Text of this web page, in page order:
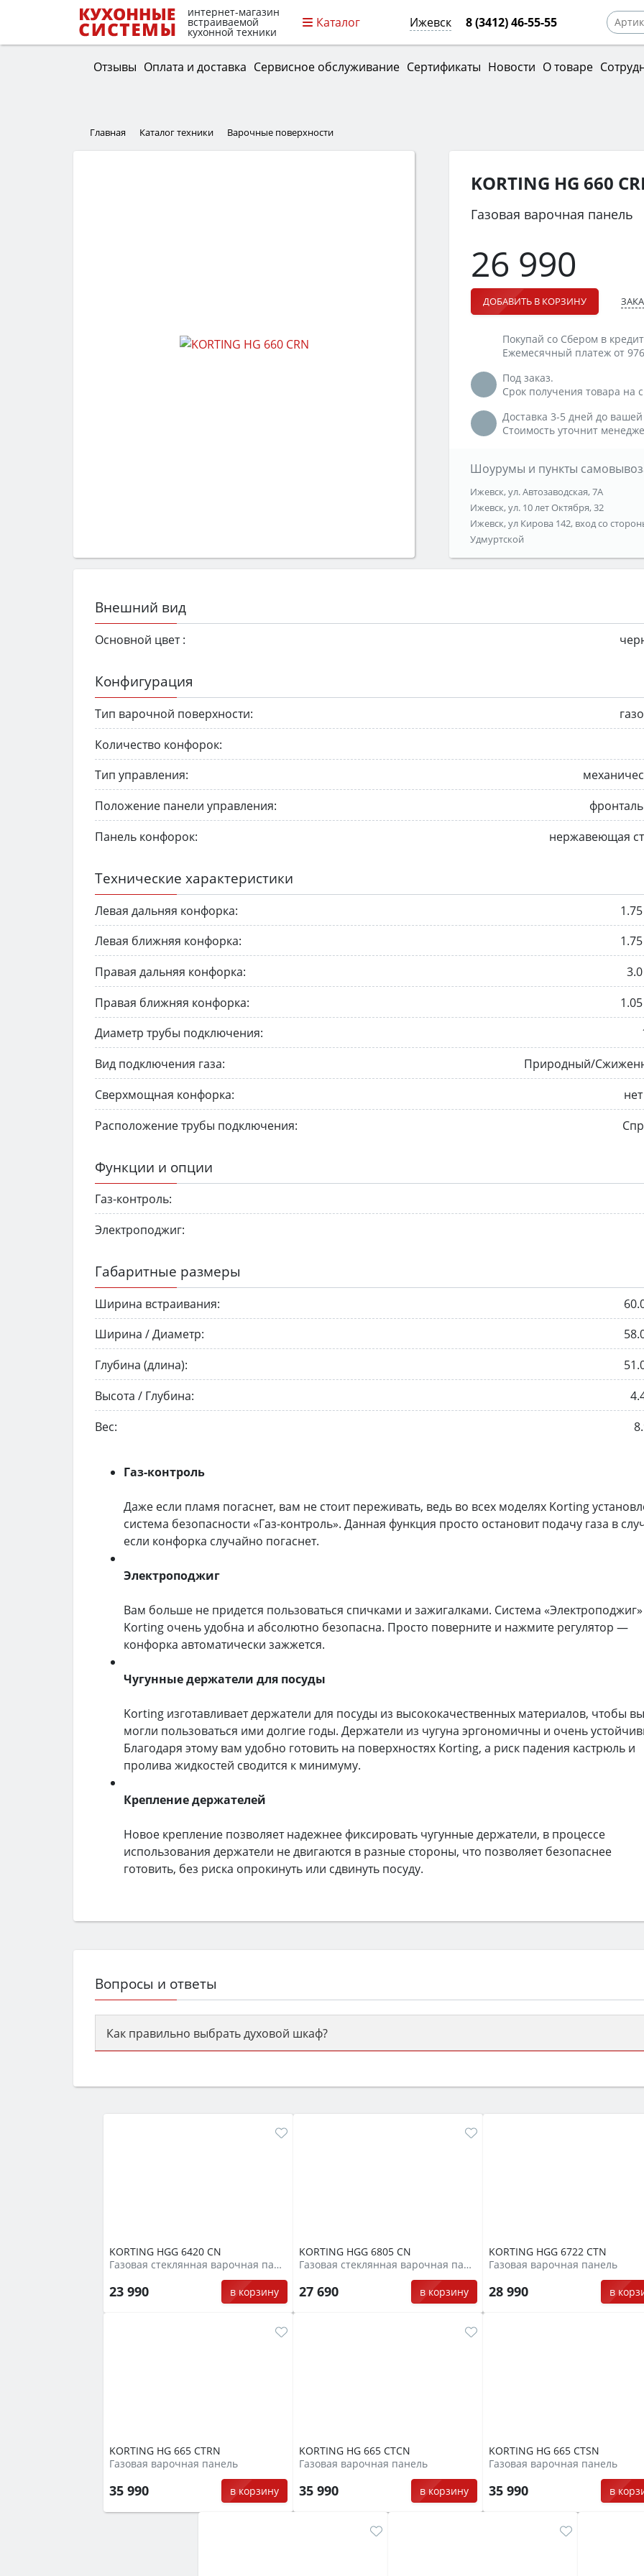
интернет-магазин
встраиваемой
кухонной техники
Каталог Ижевск 8 (3412) 46-55-55
Отзывы Оплата и доставка Сервисное обслуживание Сертификаты Новости О товаре
Главная Каталог техники Варочные поверхности
KORTING HG 660
Газовая варочная панель
26 990
ДОБАВИТЬ В КОРЗИНУ
Покупай со Сбером в
Ежемесячный платеж от
Под заказ.
Срок получения товара на
Доставка 3-5 дней до
Стоимость уточнит
Шоурумы и пункты
Ижевск, ул. Автозаводская, 7А
Ижевск, ул. 10 лет Октября, 32
Ижевск, ул Кирова 142, вход со
Удмуртской
Внешний вид
Основной цвет :
Конфигурация
Тип варочной поверхности:
Количество конфорок:
Тип управления:
Положение панели управления:
Панель конфорок:
нержавеющая
Технические характеристики
Левая дальняя конфорка:
Левая ближняя конфорка:
Правая дальняя конфорка:
Правая ближняя конфорка:
Диаметр трубы подключения:
Вид подключения газа:
Природный/
Сверхмощная конфорка:
Расположение трубы подключения:
Функции и опции
Газ-контроль:
Электроподжиг:
Габаритные размеры
Ширина встраивания:
Ширина / Диаметр:
Глубина (длина):
Высота / Глубина:
Вес:
Газ-контроль
Даже если пламя погаснет, вам не стоит переживать, ведь во всех моделях Korting
система безопасности «Газ-контроль». Данная функция просто остановит подачу газа в
если конфорка случайно погаснет.
Электроподжиг
Вам больше не придется пользоваться спичками и зажигалками. Система «Электроподжиг»
Korting очень удобна и абсолютно безопасна. Просто поверните и нажмите регулятор —
конфорка автоматически зажжется.
Чугунные держатели для посуды
Korting изготавливает держатели для посуды из высококачественных материалов, чтобы вы
могли пользоваться ими долгие годы. Держатели из чугуна эргономичны и очень
Благодаря этому вам удобно готовить на поверхностях Korting, а риск падения кастрюль и
пролива жидкостей сводится к минимуму.
Крепление держателей
Новое крепление позволяет надежнее фиксировать чугунные держатели, в процессе
использования держатели не двигаются в разные стороны, что позволяет безопаснее
готовить, без риска опрокинуть или сдвинуть посуду.
Вопросы и ответы
Как правильно выбрать духовой шкаф?
семьи, класс энергопотребления не ниже A и нужные функции (конвекция, гриль,
KORTING HGG 6420 CN
Газовая стеклянная варочная панель
23 990 в корзину
KORTING HGG 6805 CN
Газовая стеклянная варочная панель
27 690 в корзину
KORTING HGG 6722 CTN
Газовая варочная панель
28 990 в
KORTING HG 665 CTRN
Газовая варочная панель
35 990 в корзину
KORTING HG 665 CTCN
Газовая варочная панель
35 990 в корзину
KORTING HG 665 CTSN
Газовая варочная панель
35 990 в